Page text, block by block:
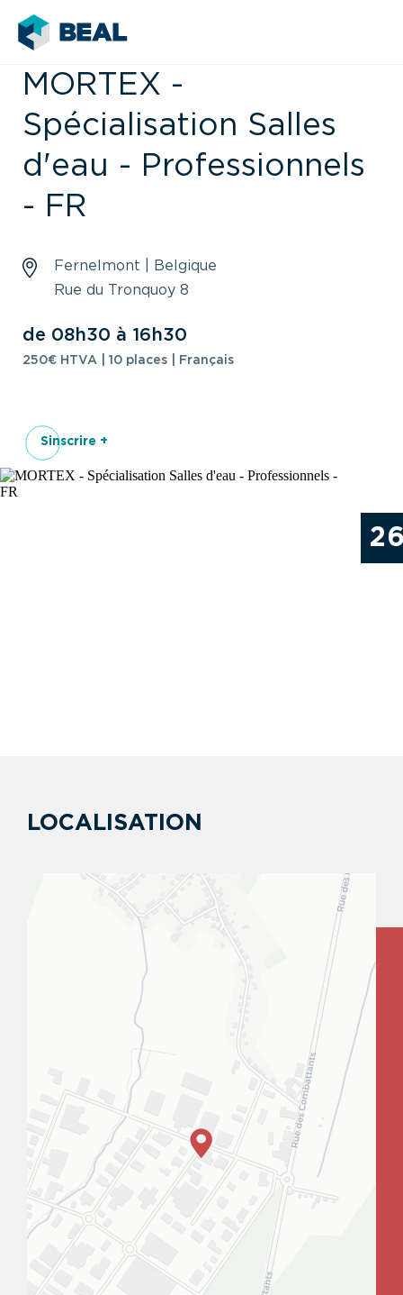
MORTEX -
Spécialisation Salles
d'eau - Professionnels
- FR
Fernelmont | Belgique
Rue du Tronquoy 8
de 08h30 à 16h30
250€ HTVA | 10 places | Français
Sinscrire +
LOCALISATION